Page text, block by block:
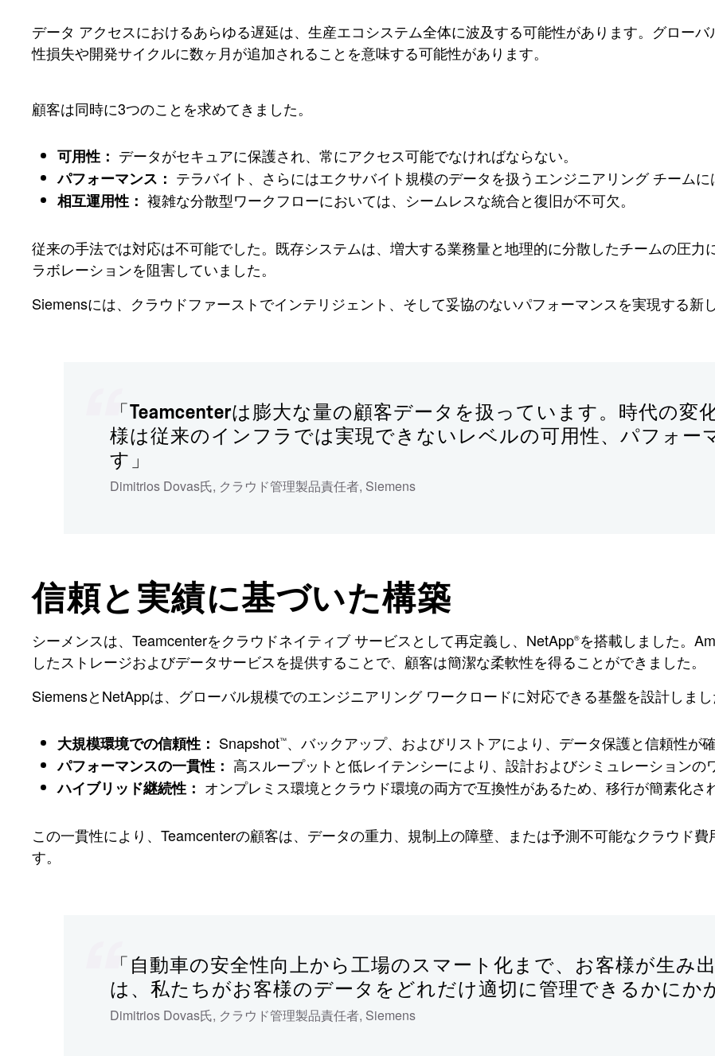
データ アクセスにおけるあらゆる遅延は、生産エコシステム全体に波及する可能性があります。グロー
性損失や開発サイクルに数ヶ月が追加されることを意味する可能性があります。
顧客は同時に3つのことを求めてきました。
可用性： データがセキュアに保護され、常にアクセス可能でなければならない。
パフォーマンス： テラバイト、さらにはエクサバイト規模のデータを扱うエンジニアリング チーム
相互運用性： 複雑な分散型ワークフローにおいては、シームレスな統合と復旧が不可欠。
従来の手法では対応は不可能でした。既存システムは、増大する業務量と地理的に分散したチームの圧
ラボレーションを阻害していました。
Siemensには、クラウドファーストでインテリジェント、そして妥協のないパフォーマンスを実現する新
「Teamcenterは膨大な量の顧客データを扱っています。時代の変
様は従来のインフラでは実現できないレベルの可用性、パフォー
す」
Dimitrios Dovas氏, クラウド管理製品責任者, Siemens
信頼と実績に基づいた構築
シーメンスは、Teamcenterをクラウドネイティブ サービスとして再定義し、NetApp®を搭載しました。
したストレージおよびデータサービスを提供することで、顧客は簡潔な柔軟性を得ることができました。
SiemensとNetAppは、グローバル規模でのエンジニアリング ワークロードに対応できる基盤を設計しまし
大規模環境での信頼性： Snapshot™、バックアップ、およびリストアにより、データ保護と信頼性が確
パフォーマンスの一貫性： 高スループットと低レイテンシーにより、設計およびシミュレーションの
ハイブリッド継続性： オンプレミス環境とクラウド環境の両方で互換性があるため、移行が簡素化さ
この一貫性により、Teamcenterの顧客は、データの重力、規制上の障壁、または予測不可能なクラウド
す。
「自動車の安全性向上から工場のスマート化まで、お客様が生み
は、私たちがお客様のデータをどれだけ適切に管理できるかにか
Dimitrios Dovas氏, クラウド管理製品責任者, Siemens